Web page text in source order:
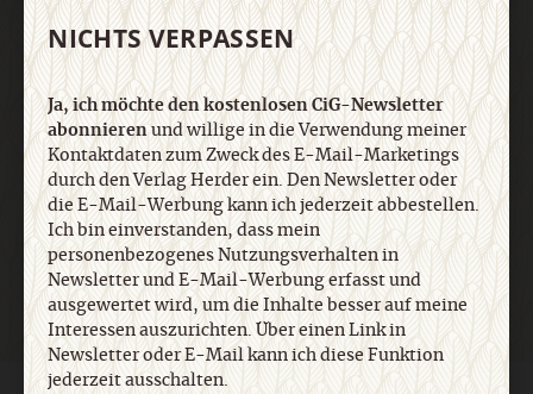
Datenschutzhinweisen.
E-Mail
Jetzt anmelden
NICHTS VERPASSEN
Ja, ich möchte den kostenlosen CiG-Newsletter
abonnierenund willige in die Verwendung meiner
Kontaktdaten zum Zweck des E-Mail-Marketings
durch den Verlag Herder ein. Den Newsletter oder
die E-Mail-Werbung kann ich jederzeit abbestellen.
Ich bin einverstanden, dass mein
personenbezogenes Nutzungsverhalten in
Newsletter und E-Mail-Werbung erfasst und
ausgewertet wird, um die Inhalte besser auf meine
Interessen auszurichten. Über einen Link in
Newsletter oder E-Mail kann ich diese Funktion
jederzeit ausschalten.